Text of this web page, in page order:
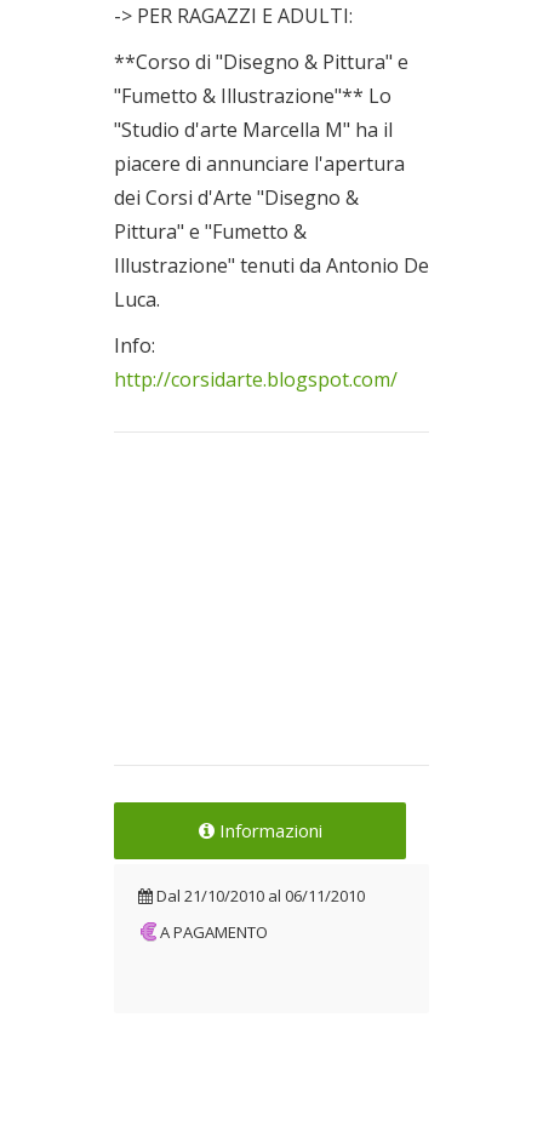
-> PER RAGAZZI E ADULTI:
**Corso di "Disegno & Pittura" e
"Fumetto & Illustrazione"** Lo
"Studio d'arte Marcella M" ha il
piacere di annunciare l'apertura
dei Corsi d'Arte "Disegno &
Pittura" e "Fumetto &
Illustrazione" tenuti da Antonio De
Luca.
Info:
http://corsidarte.blogspot.com/
Informazioni
Dal 21/10/2010 al 06/11/2010
A PAGAMENTO